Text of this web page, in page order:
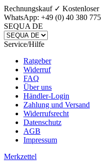
Rechnungskauf ✓
WhatsApp: +49 (0) 40 380
SEQUA DE
Service/Hilfe
Ratgeber
Widerruf
FAQ
Über uns
Händler-Login
Zahlung und Versand
Widerrufsrecht
Datenschutz
AGB
Impressum
Merkzettel